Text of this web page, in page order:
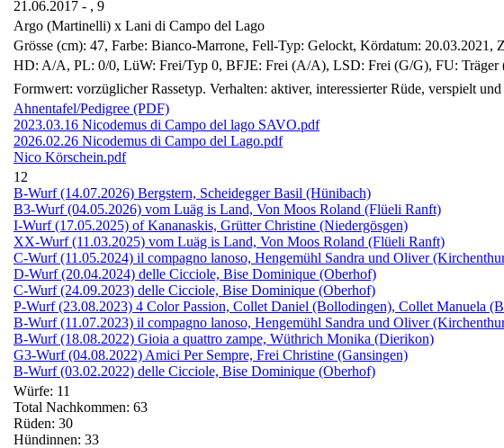
21.06.2017 - , 9
Argo (Martinelli) x Lani di Campo del Lago
Grösse (cm): 47, Farbe: Bianco-Marrone, Fell-Typ: Gelockt, Kördatum: 20.03.2021,
HD: A/A, PL: 0/0, LüW: Frei/Typ 0, BFJE: Frei (A/A), LSD: Frei (G/G), FU:
Formwert: vorzüglicher Rassetyp. Verhalten: aktiver, interessierter Rüde, verspielt
Ahnentafel/Pedigree (PDF)
2023.03.16 Nicodemus di Campo del lago SAVO.pdf
2026.02.26 Nicodemus di Campo del Lago.pdf
Nico Körschein.pdf
12
B-Wurf (14.07.2026) Bergstern, Scheidegger Basil (Hünibach)
B3-Wurf (04.05.2026) vom Luäg is Land, Von Moos Roland (Flüeli Ranft)
I-Wurf (17.05.2025) of Kananaskis, Grütter Christine (Niedergösgen)
XX-Wurf (11.03.2025) vom Luäg is Land, Von Moos Roland (Flüeli Ranft)
C-Wurf (11.05.2024) il compagno lanoso, Hengemühl Sandra und Oliver
D-Wurf (20.04.2024) delle Cicciole, Bise Dominique (Oberhof)
C-Wurf (24.09.2023) delle Cicciole, Bise Dominique (Oberhof)
P-Wurf (23.08.2023) 4 Color Passion, Collet Daniel (Bollodingen), Collet Manuela
B-Wurf (11.07.2023) il compagno lanoso, Hengemühl Sandra und Oliver
B-Wurf (18.08.2022) Gioia a quattro zampe, Wüthrich Monika (Dierikon)
G3-Wurf (04.08.2022) Amici Per Sempre, Frei Christine (Gansingen)
B-Wurf (03.02.2022) delle Cicciole, Bise Dominique (Oberhof)
Würfe: 11
Total Nachkommen: 63
Rüden: 30
Hündinnen: 33